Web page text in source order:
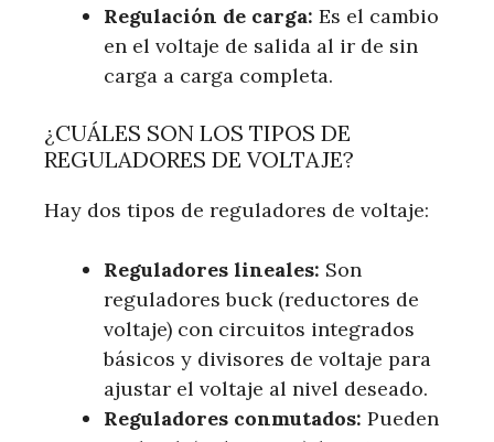
Regulación de carga: Es el cambio
en el voltaje de salida al ir de sin
carga a carga completa.
¿CUÁLES SON LOS TIPOS DE
REGULADORES DE VOLTAJE?
Hay dos tipos de reguladores de voltaje:
Reguladores lineales: Son
reguladores buck (reductores de
voltaje) con circuitos integrados
básicos y divisores de voltaje para
ajustar el voltaje al nivel deseado.
Reguladores conmutados: Pueden